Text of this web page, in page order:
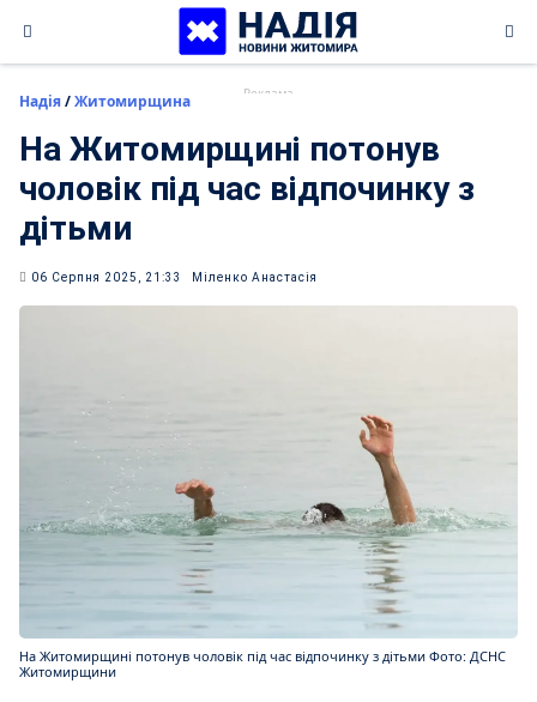
content
Надія/Житомирщина
На Житомирщині потонув
чоловік під час відпочинку з
дітьми
06 Серпня 2025, 21:33 Міленко Анастасія
На Житомирщині потонув чоловік під час відпочинку з дітьми Фото: ДСНС
Житомирщини